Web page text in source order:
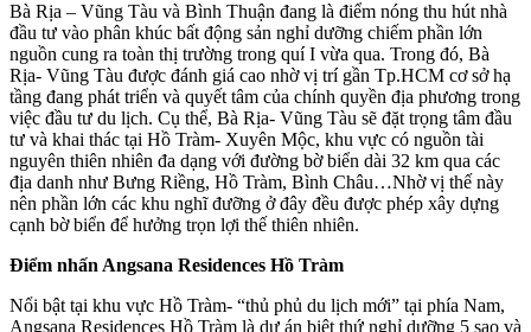
Bà Rịa – Vũng Tàu và Bình Thuận đang là điểm nóng thu hút nhà
đầu tư vào phân khúc bất động sản nghỉ dưỡng chiếm phần lớn
nguồn cung ra toàn thị trường trong quí I vừa qua. Trong đó, Bà
Rịa- Vũng Tàu được đánh giá cao nhờ vị trí gần Tp.HCM cơ sở hạ
tầng đang phát triển và quyết tâm của chính quyền địa phương trong
việc đầu tư du lịch. Cụ thể, Bà Rịa- Vũng Tàu sẽ đặt trọng tâm đầu
tư và khai thác tại Hồ Tràm- Xuyên Mộc, khu vực có nguồn tài
nguyên thiên nhiên đa dạng với đường bờ biển dài 32 km qua các
địa danh như Bưng Riềng, Hồ Tràm, Bình Châu…Nhờ vị thế này
nên phần lớn các khu nghĩ đưỡng ở đây đều được phép xây dựng
cạnh bờ biển để hưởng trọn lợi thế thiên nhiên.
Điểm nhấn Angsana Residences Hồ Tràm
Nổi bật tại khu vực Hồ Tràm- “thủ phủ du lịch mới” tại phía Nam,
Angsana Residences Hồ Tràm là dự án biệt thứ nghỉ dưỡng 5 sao và